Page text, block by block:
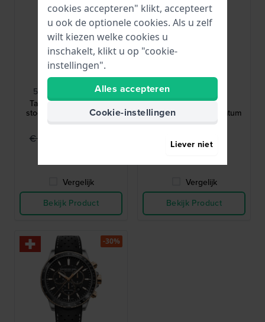
Raymond Weil
5960-STP-00995-SC
Tango 30 mm New old
stock horloge met kleine
imperfecties
€ 1.150,-
Vergelijk
Bekijk Product
Raymond Weil
5960-STP-00995
Tango 30 mm
Dameshorloge met datum
€ 1.265,-
Vergelijk
Bekijk Product
-30%
cookies accepteren" klikt, accepteert
u ook de optionele cookies. Als u zelf
wilt kiezen welke cookies u
inschakelt, klikt u op "cookie-
instellingen".
Alles accepteren
Cookie-instellingen
Liever niet